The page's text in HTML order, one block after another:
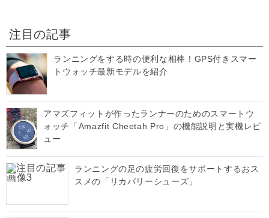
注目の記事
ランニングをする時の便利な相棒！GPS付きスマー
トウォッチ最新モデルを紹介
アマズフィットが作ったランナーのためのスマートウ
ォッチ「Amazfit Cheetah Pro」の機能説明と実機レビ
ュー
ランニングの足の疲労回復をサポートするおス
スメの「リカバリーシューズ」